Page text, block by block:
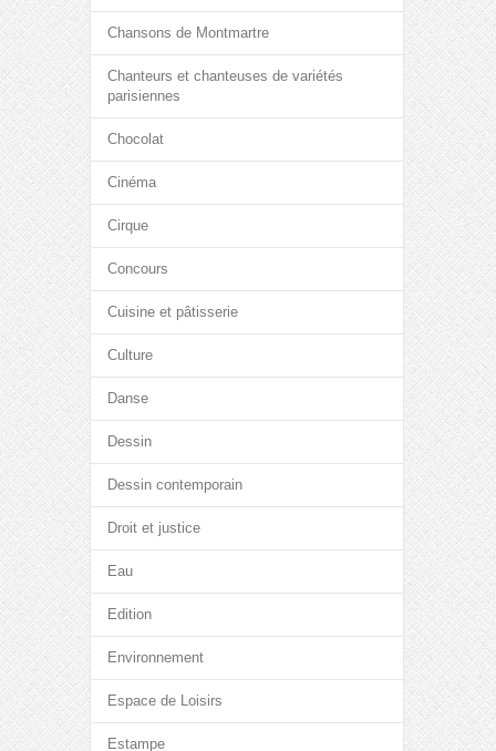
Chansons de Montmartre
Chanteurs et chanteuses de variétés
parisiennes
Chocolat
Cinéma
Cirque
Concours
Cuisine et pâtisserie
Culture
Danse
Dessin
Dessin contemporain
Droit et justice
Eau
Edition
Environnement
Espace de Loisirs
Estampe